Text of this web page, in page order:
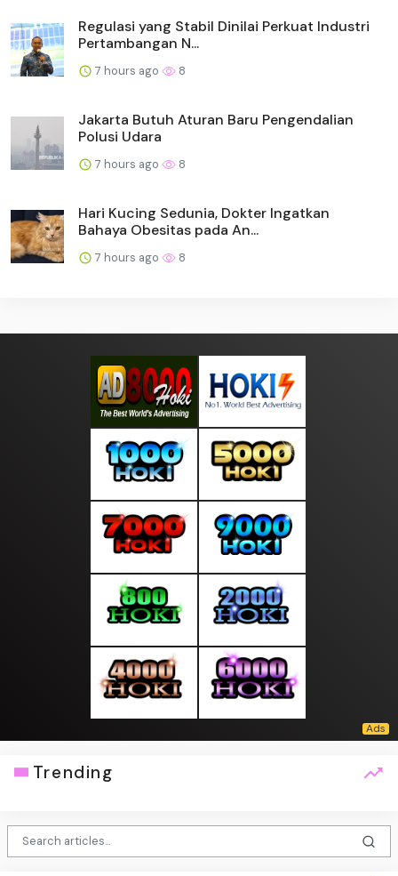
Regulasi yang Stabil Dinilai Perkuat Industri
Pertambangan N...
7 hours ago 8
Jakarta Butuh Aturan Baru Pengendalian
Polusi Udara
7 hours ago 8
Hari Kucing Sedunia, Dokter Ingatkan
Bahaya Obesitas pada An...
7 hours ago 8
Trending